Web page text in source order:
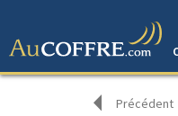
Précédent